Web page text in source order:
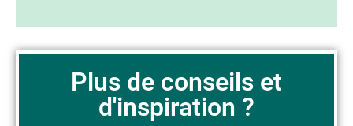
Plus de conseils et
d'inspiration ?